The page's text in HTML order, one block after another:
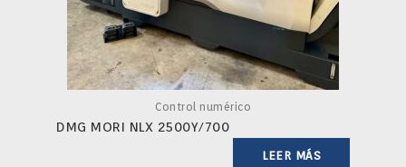
Control numérico
DMG MORI NLX 2500Y/700
LEER MÁS